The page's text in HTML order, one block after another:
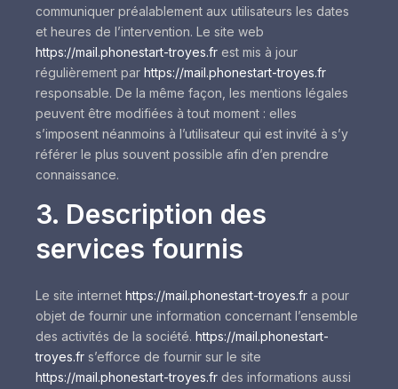
communiquer préalablement aux utilisateurs les dates
et heures de l’intervention. Le site web
https://mail.phonestart-troyes.fr est mis à jour
régulièrement par https://mail.phonestart-troyes.fr
responsable. De la même façon, les mentions légales
peuvent être modifiées à tout moment : elles
s’imposent néanmoins à l’utilisateur qui est invité à s’y
référer le plus souvent possible afin d’en prendre
connaissance.
3. Description des
services fournis
Le site internet https://mail.phonestart-troyes.fr a pour
objet de fournir une information concernant l’ensemble
des activités de la société. https://mail.phonestart-
troyes.fr s’efforce de fournir sur le site
https://mail.phonestart-troyes.fr des informations aussi